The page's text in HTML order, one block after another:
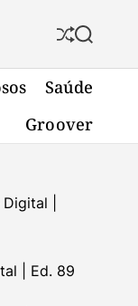
S
f
l
S
a
r
h
Saúde
Groover
|
| Ed. 89